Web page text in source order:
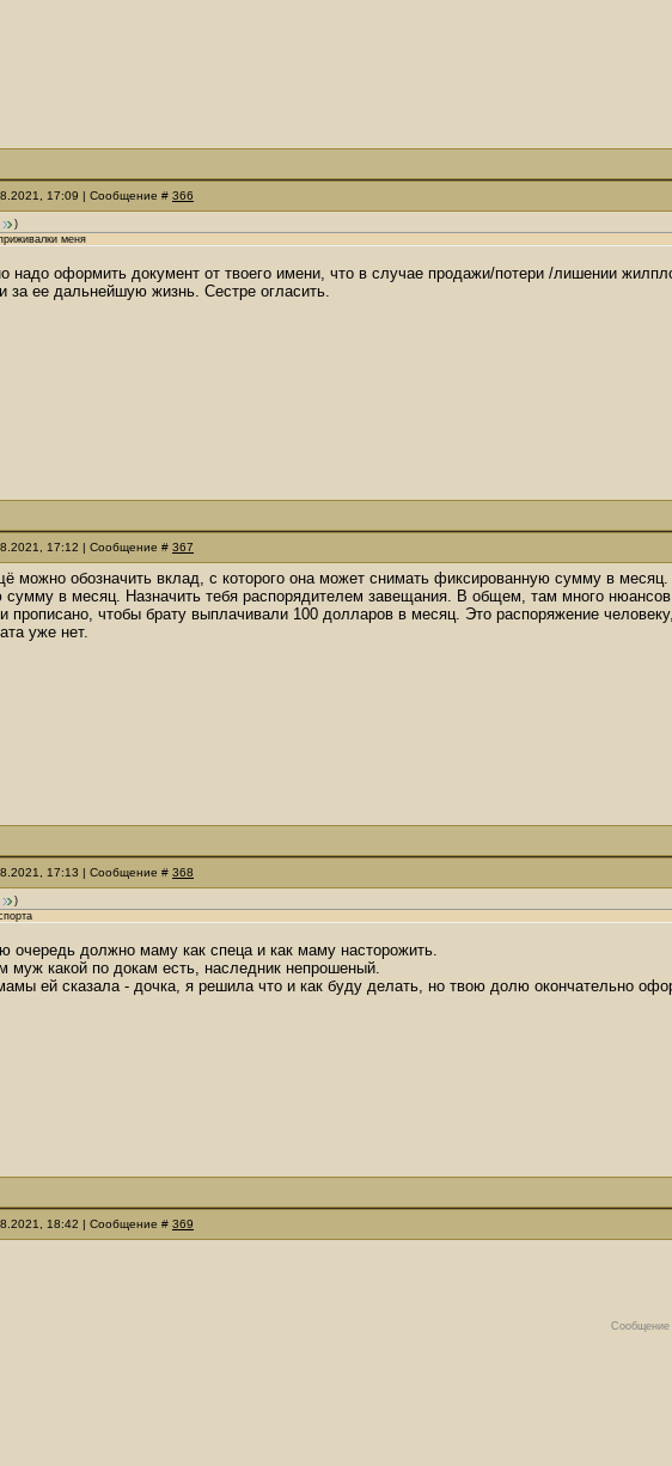
17:09 | Сообщение # 366
)
меня
надо оформить документ от твоего имени, что в случае продажи/потери /лишении
за ее дальнейшую жизнь. Сестре огласить.
17:12 | Сообщение # 367
можно обозначить вклад, с которого она может снимать фиксированную сумму в
сумму в месяц. Назначить тебя распорядителем завещания. В общем, там много
прописано, чтобы брату выплачивали 100 долларов в месяц. Это распоряжение
уже нет.
17:13 | Сообщение # 368
)
очередь должно маму как спеца и как маму насторожить.
муж какой по докам есть, наследник непрошеный.
ей сказала - дочка, я решила что и как буду делать, но твою долю окончательно
18:42 | Сообщение # 369
Сообщение